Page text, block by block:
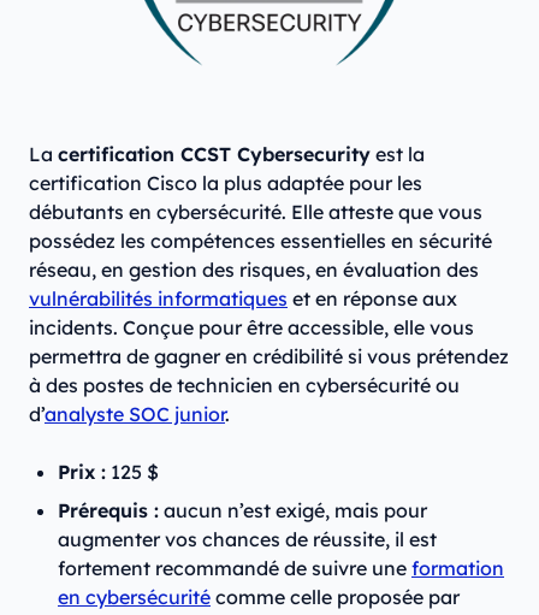
La certification CCST Cybersecurity est la
certification Cisco la plus adaptée pour les
débutants en cybersécurité. Elle atteste que vous
possédez les compétences essentielles en sécurité
réseau, en gestion des risques, en évaluation des
vulnérabilités informatiques et en réponse aux
incidents. Conçue pour être accessible, elle vous
permettra de gagner en crédibilité si vous prétendez
à des postes de technicien en cybersécurité ou
d’analyste SOC junior.
Prix : 125 $
Prérequis : aucun n’est exigé, mais pour
augmenter vos chances de réussite, il est
fortement recommandé de suivre une formation
en cybersécurité comme celle proposée par